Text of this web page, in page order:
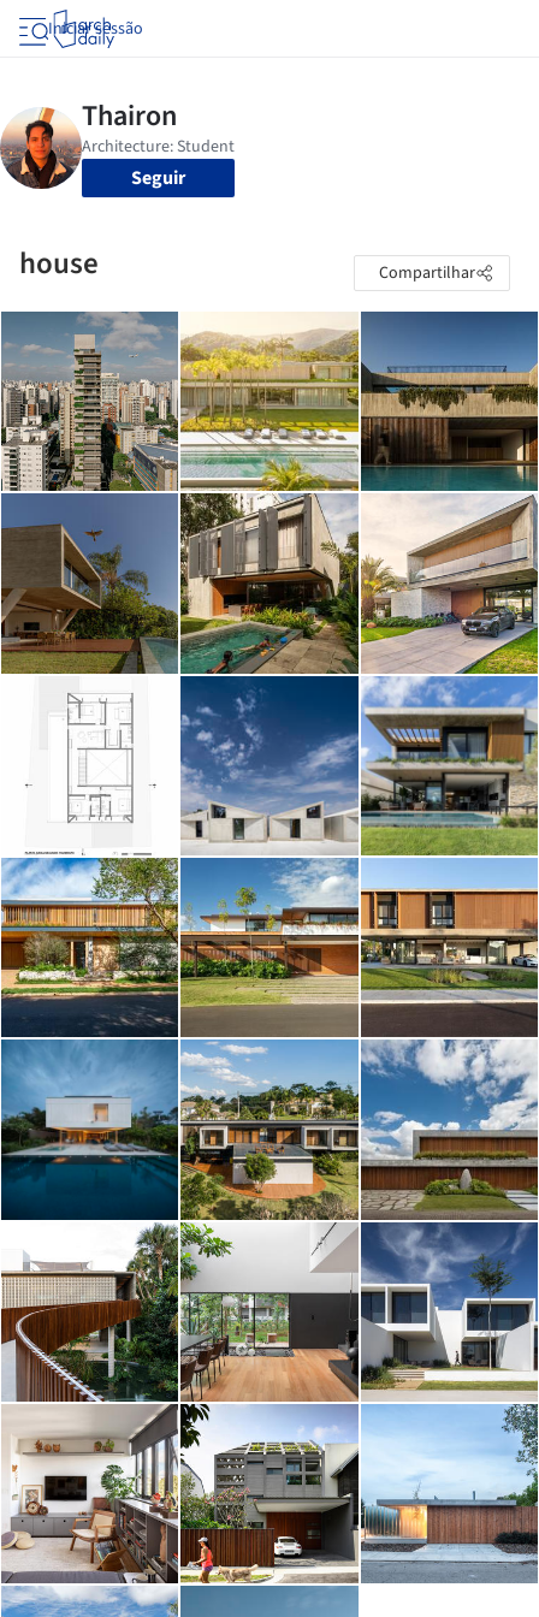
Iniciar sessão
Seguir
house Compartilhar